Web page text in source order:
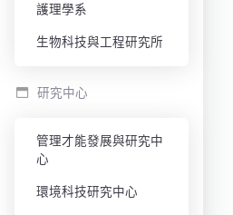
護理學系
生物科技與工程研究所
研究中心
管理才能發展與研究中
心
環境科技研究中心